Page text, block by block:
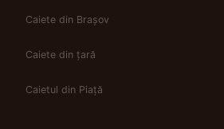
Caiete din Brașov
Caiete din țară
Caietul din Piață